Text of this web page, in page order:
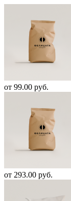
от 99.00 руб.
от 293.00 руб.